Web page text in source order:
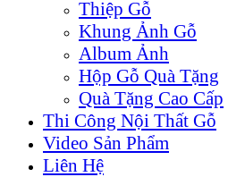
Thiệp Gỗ
Khung Ảnh Gỗ
Album Ảnh
Hộp Gỗ Quà Tặng
Quà Tặng Cao Cấp
Thi Công Nội Thất Gỗ
Video Sản Phẩm
Liên Hệ